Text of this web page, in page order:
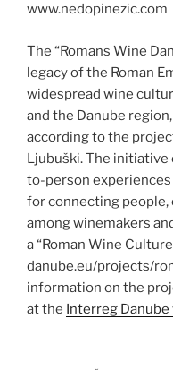
www.nedopinezic.com
The “Romans Wine
legacy of the Roman
widespread wine
and the Danube
according to the
Ljubuški. The
to-person
for connecting
among winemakers
a “Roman Wine
danube.eu/projects/
information on the
at the Interreg